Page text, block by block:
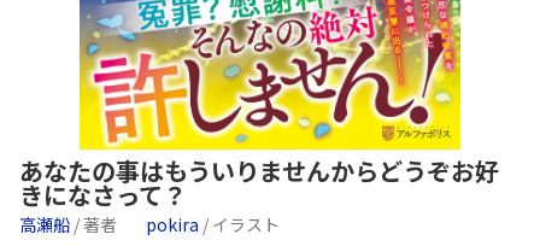
あなたの事はもういりませんからどうぞお好
きになさって？
高瀬船 / 著者 pokira / イラスト